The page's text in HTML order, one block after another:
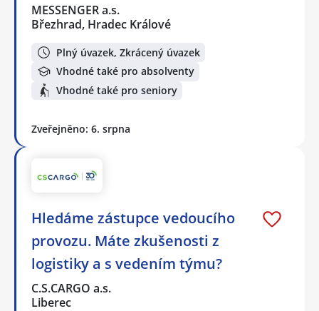
MESSENGER a.s.
Březhrad, Hradec Králové
Plný úvazek, Zkrácený úvazek
Vhodné také pro absolventy
Vhodné také pro seniory
Zveřejněno: 6. srpna
Hledáme zástupce vedoucího
provozu. Máte zkušenosti z
logistiky a s vedením týmu?
C.S.CARGO a.s.
Liberec